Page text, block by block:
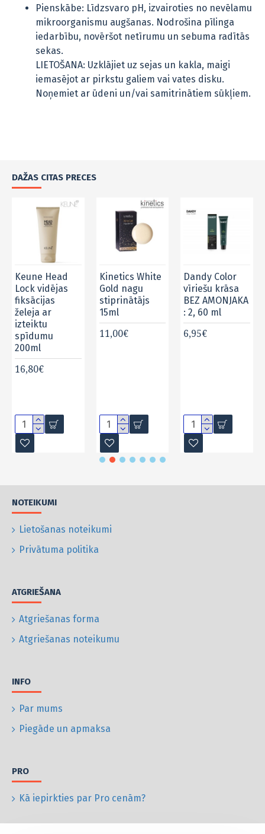
Pienskābe: Līdzsvaro pH, izvairoties no nevēlamu
mikroorganismu augšanas. Nodrošina pīlinga
iedarbību, novēršot netīrumu un sebuma radītās
sekas.
LIETOŠANA: Uzklājiet uz sejas un kakla, maigi
iemasējot ar pirkstu galiem vai vates disku.
Noņemiet ar ūdeni un/vai samitrinātiem sūkļiem.
DAŽAS CITAS PRECES
Keune Head
Lock vidējas
fiksācijas
želeja ar
izteiktu
spīdumu
200ml
16,80€
Kinetics White
Gold nagu
stiprinātājs
15ml
11,00€
Dandy Color
vīriešu krāsa
BEZ AMONJAKA
: 2, 60 ml
6,95€
NOTEIKUMI
Lietošanas noteikumi
Privātuma politika
ATGRIEŠANA
Atgriešanas forma
Atgriešanas noteikumu
INFO
Par mums
Piegāde un apmaksa
PRO
Kā iepirkties par Pro cenām?